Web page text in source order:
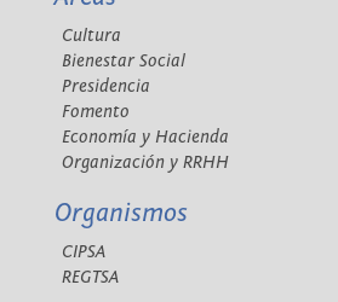
Cultura
Bienestar Social
Presidencia
Fomento
Economía y Hacienda
Organización y RRHH
Organismos
CIPSA
REGTSA